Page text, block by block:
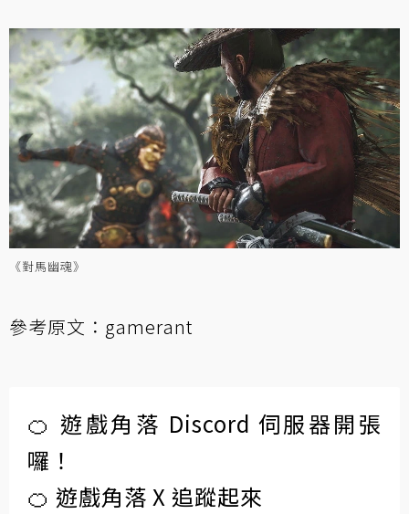
《對馬幽魂》
參考原文： gamerant
🍊 遊戲角落 Discord 伺服器開張
囉！
🍊 遊戲角落 X 追蹤起來